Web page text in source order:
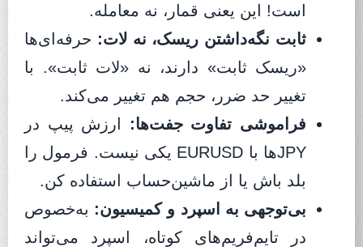
است! این یعنی قمار، نه معامله.
ثابت نگه‌داشتن ریسک، نه لات: حرفه‌ای‌ها
«ریسک ثابت» دارند، نه «لات ثابت». با
تغییر حد ضرر، حجم هم تغییر می‌کند.
فراموشی تفاوت جفت‌ها: ارزش پیپ در
JPYها با EURUSD یکی نیست. فرمول را
بلد باش یا از ماشین‌حساب استفاده کن.
بی‌توجهی به اسپرد و کمیسیون: به‌خصوص
در تایم‌فریم‌های کوتاه، اسپرد می‌تواند